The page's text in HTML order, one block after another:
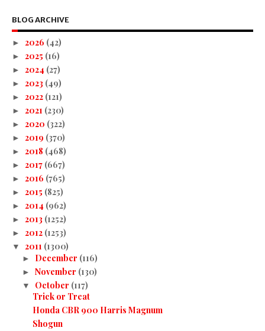
BLOG ARCHIVE
► 2026 (42)
► 2025 (16)
► 2024 (27)
► 2023 (49)
► 2022 (121)
► 2021 (230)
► 2020 (322)
► 2019 (370)
► 2018 (468)
► 2017 (667)
► 2016 (765)
► 2015 (825)
► 2014 (962)
► 2013 (1252)
► 2012 (1253)
▼ 2011 (1300)
► December (116)
► November (130)
▼ October (117)
Trick or Treat
Honda CBR 900 Harris Magnum
Shogun